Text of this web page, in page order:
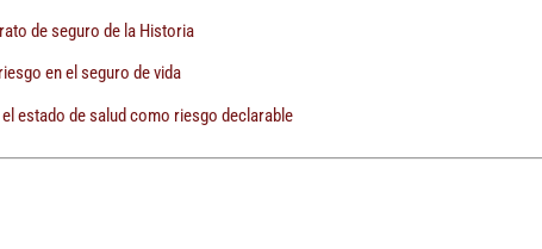
de seguro de la Historia
en el seguro de vida
estado de salud como riesgo declarable